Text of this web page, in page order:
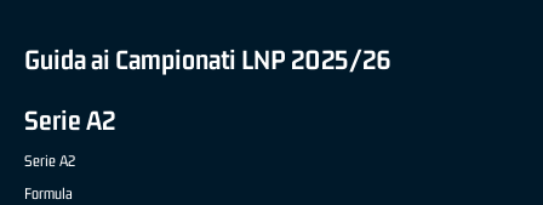
Guida ai Campionati LNP 2025/26
Serie A2
Serie A2
Formula